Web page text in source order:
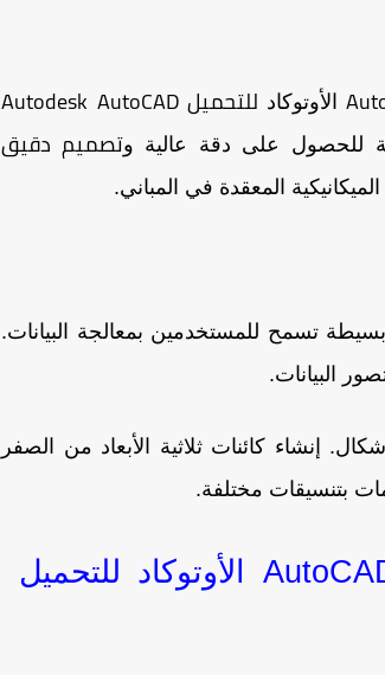
الأوتوكاد للتحميل Autodesk AutoCAD
للحصول على دقة عالية وتصميم دقيق
المعقدة في المباني.
تسمح للمستخدمين بمعالجة البيانات.
البيانات.
إنشاء كائنات ثلاثية الأبعاد من الصفر
بتنسيقات مختلفة.
❏ ميزات تحميل جميع إصدارات برنامج AutoCAD الأوتوكاد للتحميل